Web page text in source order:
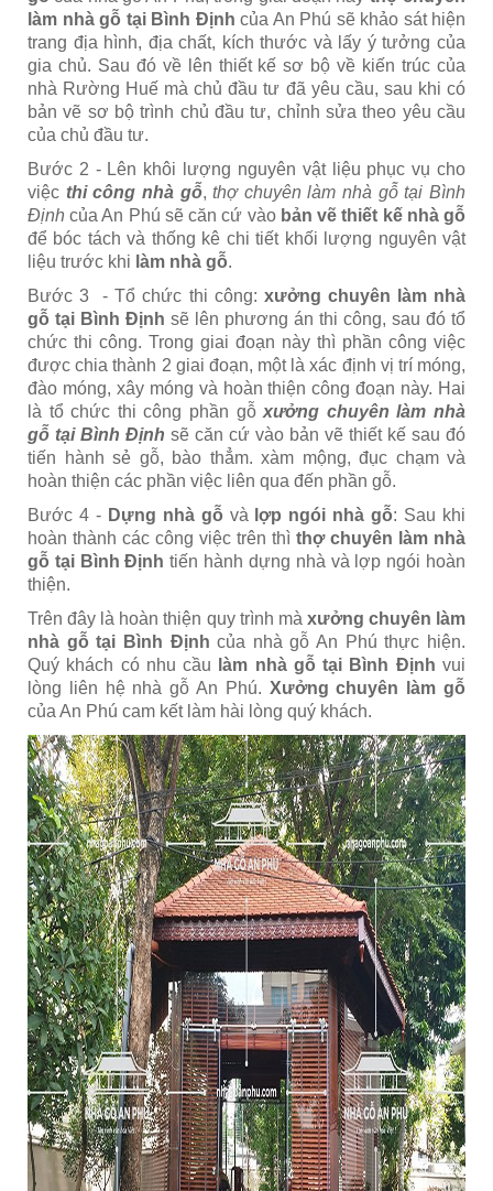
làm nhà gỗ tại Bình Định của An Phú sẽ khảo sát hiện
trang địa hình, địa chất, kích thước và lấy ý tưởng của
gia chủ. Sau đó về lên thiết kế sơ bộ về kiến trúc của
nhà Rường Huế mà chủ đầu tư đã yêu cầu, sau khi có
bản vẽ sơ bộ trình chủ đầu tư, chỉnh sửa theo yêu cầu
của chủ đầu tư.
Bước 2 - Lên khôi lượng nguyên vật liệu phục vụ cho
việc thi công nhà gỗ,thợ chuyên làm nhà gỗ tại Bình
Địnhcủa An Phú sẽ căn cứ vào bản vẽ thiết kế nhà gỗ
để bóc tách và thống kê chi tiết khối lượng nguyên vật
liệu trước khi làm nhà gỗ.
Bước 3 - Tổ chức thi công: xưởng chuyên làm nhà
gỗ tại Bình Định sẽ lên phương án thi công, sau đó tổ
chức thi công. Trong giai đoạn này thì phần công việc
được chia thành 2 giai đoạn, một là xác định vị trí móng,
đào móng, xây móng và hoàn thiện công đoạn này. Hai
là tổ chức thi công phần gỗxưởng chuyên làm nhà
gỗ tại Bình Định sẽ căn cứ vào bản vẽ thiết kế sau đó
tiến hành sẻ gỗ, bào thẳm. xàm mộng, đục chạm và
hoàn thiện các phần việc liên qua đến phần gỗ.
Bước 4 - Dựng nhà gỗ và lợp ngói nhà gỗ: Sau khi
hoàn thành các công việc trên thì thợ chuyên làm nhà
gỗ tại Bình Địnhtiến hành dựng nhà và lợp ngói hoàn
thiện.
Trên đây là hoàn thiện quy trình mà xưởng chuyên làm
nhà gỗ tại Bình Địnhcủa nhà gỗ An Phú thực hiện.
Quý khách có nhu cầu
làm nhà gỗ tại Bình Định vui
lòng liên hệ nhà gỗ An Phú. Xưởng chuyên làm gỗ
của An Phú cam kết làm hài lòng quý khách.